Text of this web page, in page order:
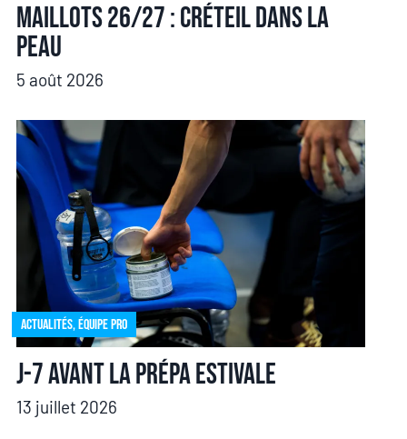
Maillots 26/27 : Créteil dans la
peau
5 août 2026
Actualités,Équipe pro
J-7 avant la prépa estivale
13 juillet 2026